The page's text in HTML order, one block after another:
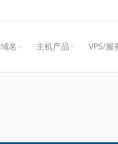
域名 主机产品 VPS/服